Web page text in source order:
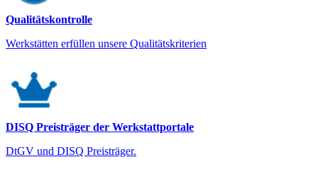
Qualitätskontrolle
Werkstätten erfüllen unsere Qualitätskriterien
DISQ Preisträger der Werkstattportale
DtGV und DISQ Preisträger.